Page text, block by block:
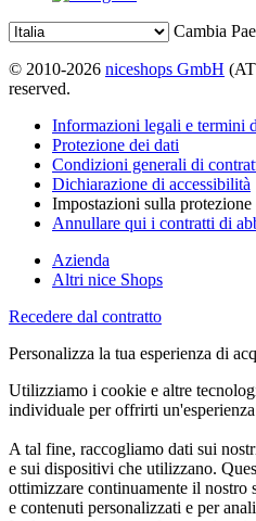
Cambia
© 2010-2026 niceshops GmbH
reserved.
Informazioni legali e termini
Protezione dei dati
Condizioni generali di
Dichiarazione di accessibilità
Impostazioni sulla protezione
Annullare qui i contratti di
Azienda
Altri nice Shops
Recedere dal contratto
Personalizza la tua esperienza di
Utilizziamo i cookie e altre
individuale per offrirti
A tal fine, raccogliamo dati sui
e sui dispositivi che utilizzano.
ottimizzare continuamente il
e contenuti personalizzati e per